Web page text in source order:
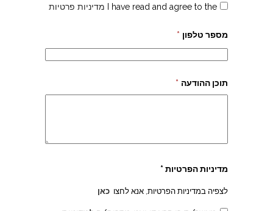
I have read and agree to the מדיניות פרטיות
מספר טלפון *
תוכן ההודעה *
מדיניות הפרטיות *
לצפיה במדיניות הפרטיות, אנא לחצו כאן